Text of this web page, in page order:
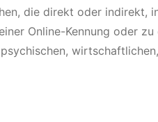
die direkt oder indirekt,
Online-Kennung oder